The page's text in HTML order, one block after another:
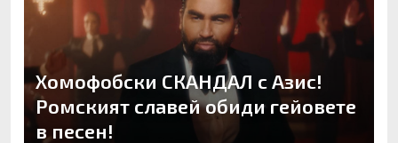
Хомофобски СКАНДАЛ с Азис!
Ромският славей обиди гейовете
в песен!